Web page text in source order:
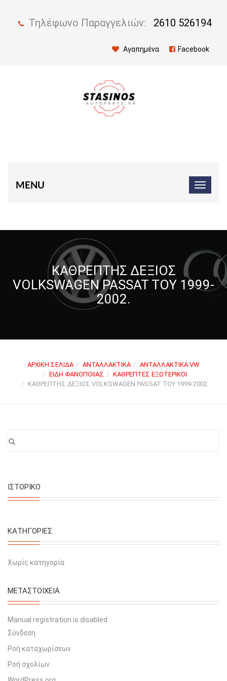
Τηλέφωνο Παραγγελιών: 2610 526194
Αγαπημένα Facebook
MENU
ΚΑΘΡΈΠΤΗΣ ΔΕΞΙΌΣ
VOLKSWAGEN PASSAT ΤΟΥ 1999-
2002.
ΑΡΧΙΚΉ ΣΕΛΊΔΑ ΑΝΤΑΛΛΑΚΤΙΚΆ
ΑΝΤΑΛΛΑΚΤΙΚΆ VW
ΕΊΔΗ ΦΑΝΟΠΟΙΊΑΣ
ΚΑΘΡΈΠΤΕΣ ΕΞΩΤΕΡΙΚΟΊ
ΚΑΘΡΈΠΤΗΣ ΔΕΞΙΌΣ VOLKSWAGEN PASSAT ΤΟΥ 1999-2002.
ΙΣΤΟΡΙΚΌ
KΑΤΗΓΟΡΊΕΣ
Χωρίς κατηγορία
ΜΕΤΑΣΤΟΙΧΕΊΑ
Manual registration is disabled
Σύνδεση
Ροή καταχωρίσεων
Ροή σχολίων